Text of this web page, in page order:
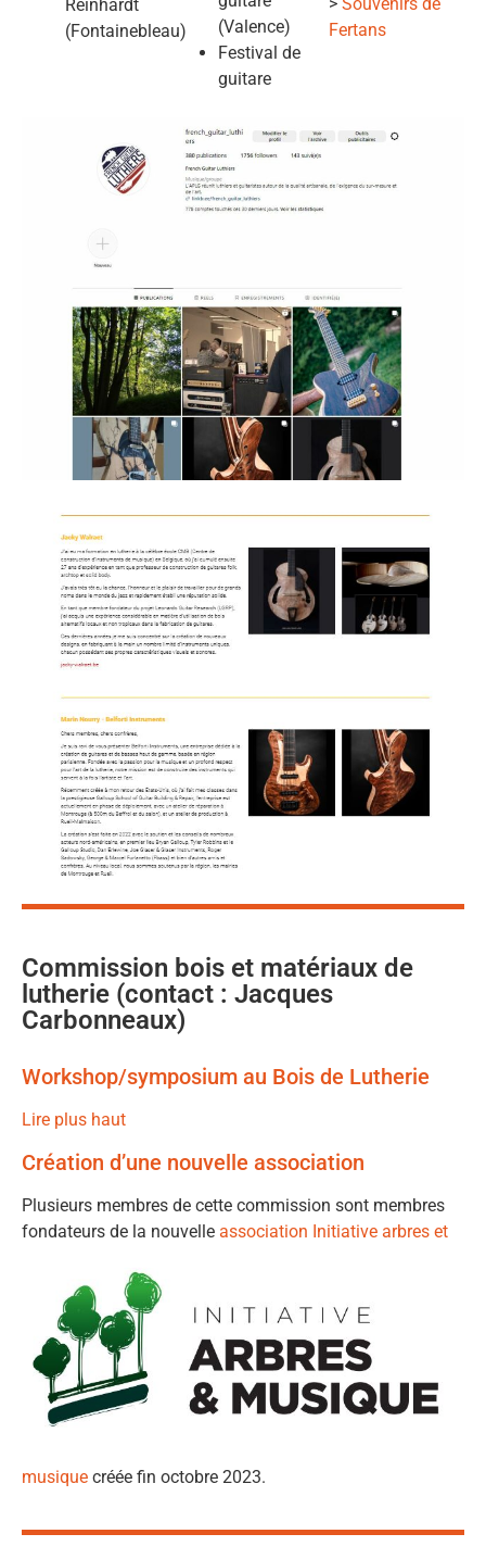
Reinhardt
(Fontainebleau)
(Valence)
Festival de
guitare
Fertans
Commission bois et matériaux de
lutherie (contact : Jacques
Carbonneaux)
Workshop/symposium au Bois de Lutherie
Lire plus haut
Création d’une nouvelle association
Plusieurs membres de cette commission sont membres
fondateurs de la nouvelle association Initiative arbres et
musique créée fin octobre 2023.